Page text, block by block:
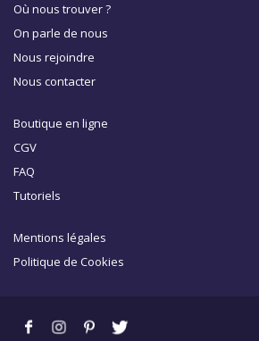
Où nous trouver ?
On parle de nous
Nous rejoindre
Nous contacter
Boutique en ligne
CGV
FAQ
Tutoriels
Mentions légales
Politique de Cookies